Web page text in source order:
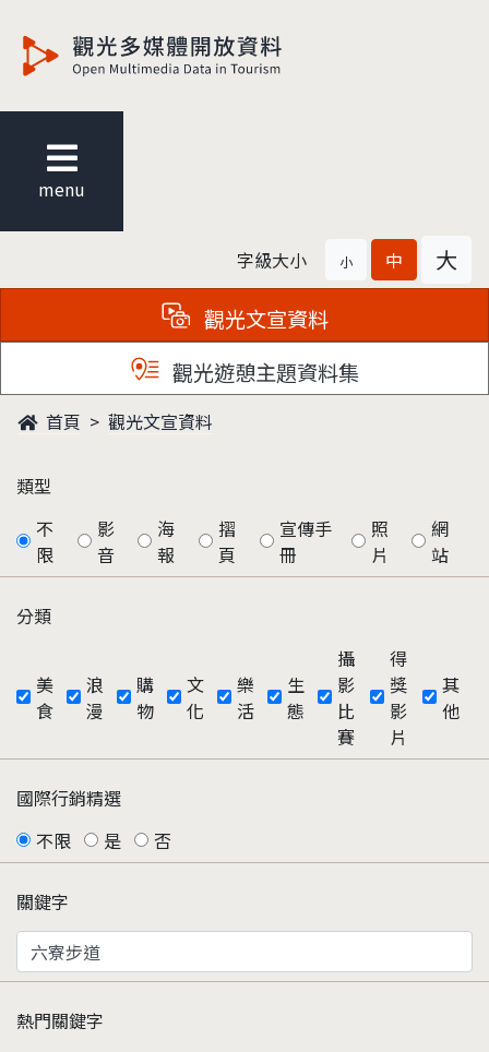
menu
字級大小 小 中 大
觀光文宣資料
觀光遊憩主題資料集
首頁 觀光文宣資料
類型
不
限
影
音
海
報
摺
頁
宣傳手
冊
照
片
網
站
分類
美
食
浪
漫
購
物
文
化
樂
活
生
態
攝
影
比
賽
得
獎
影
片
其
他
國際行銷精選
不限
是 否
關鍵字
熱門關鍵字